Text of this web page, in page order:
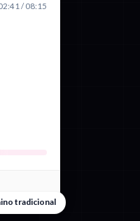
/ 08:15
tradicional